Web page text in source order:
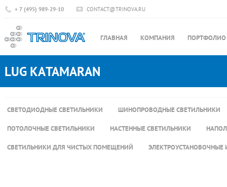
+ 7 (495) 989-29-10 CONTACT@TRINOVA.RU
ГЛАВНАЯ КОМПАНИЯ ПОРТФОЛИО
LUG KATAMARAN
СВЕТОДИОДНЫЕ СВЕТИЛЬНИКИ ШИНОПРОВОДНЫЕ СВЕТИЛЬНИКИ
ПОТОЛОЧНЫЕ СВЕТИЛЬНИКИ НАСТЕННЫЕ СВЕТИЛЬНИКИ
СВЕТИЛЬНИКИ ДЛЯ ЧИСТЫХ ПОМЕЩЕНИЙ ЭЛЕКТРОУСТАНОВОЧНЫЕ